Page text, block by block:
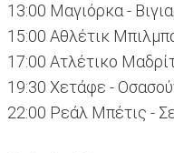
13:00 Μαγιόρκα -
15:00 Αθλέτικ
17:00 Ατλέτικο
19:30 Χετάφε -
22:00 Ρεάλ Μπέτις -